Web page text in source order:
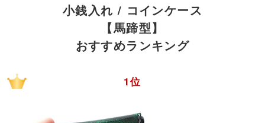
小銭入れ / コインケース
【馬蹄型】
おすすめランキング
1位